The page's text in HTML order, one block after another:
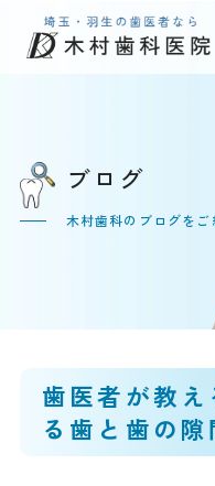
ブログ
木村歯科のブログをご
歯医者が教
る歯と歯の